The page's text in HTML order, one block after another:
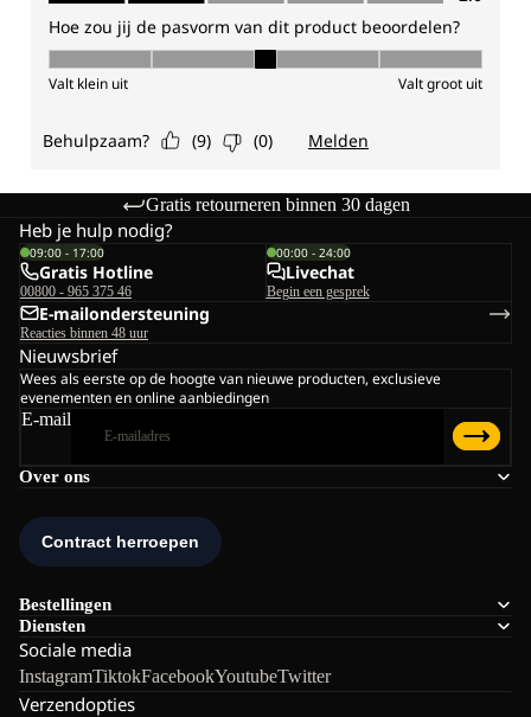
Gratis retourneren binnen 30 dagen
Over ons
Bestellingen
Diensten
Sociale media
InstagramTiktokFacebookYoutubeTwitter
Verzendopties
Heb je hulp nodig?
09:00 - 17:00
Gratis Hotline
00800 - 965 375 46
00:00 - 24:00
Livechat
Begin een gesprek
E-mailondersteuning
Reacties binnen 48 uur
Nieuwsbrief
Wees als eerste op de hoogte van nieuwe producten, exclusieve
evenementen en online aanbiedingen
E-mail